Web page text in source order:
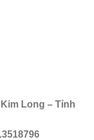
Long – Tỉnh